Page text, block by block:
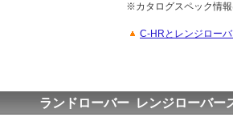
※カタログスペック情報
C-HRとレンジロー
ランドローバー レンジローバー